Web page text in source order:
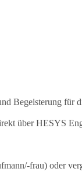
Begeisterung für
über HESYS
frau) oder